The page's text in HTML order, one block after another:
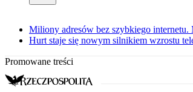
Miliony adresów bez szybkiego
Hurt staje się nowym silnikiem wzrostu
Promowane treści